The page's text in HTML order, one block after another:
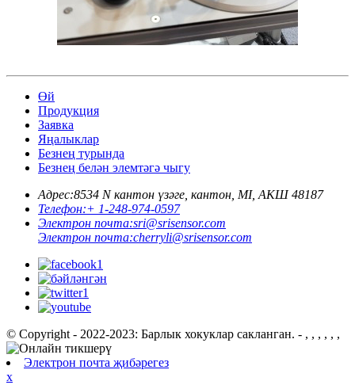
Өй
Продукция
Заявка
Яңалыклар
Безнең турында
Безнең белән элемтәгә чыгу
Адрес:8534 N кантон үзәге, кантон, MI, АКШ 48187
Телефон:+ 1-248-974-0597
Электрон почта:sri@srisensor.com
Электрон почта:cherryli@srisensor.com
© Copyright - 2022-2023: Барлык хокуклар сакланган. - , , , , , ,
Электрон почта җибәрегез
x